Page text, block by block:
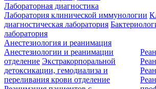
Лабораторная диагностика
Лаборатория клинической иммунологии
диагностическая лаборатория
лаборатория
Анестезиология и реанимация
Анестезиологии и реанимации
отделение Экстракорпоральной
детоксикации, гемодиализа и
переливания крови отделение